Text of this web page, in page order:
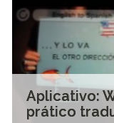
Aplicativo:
prático